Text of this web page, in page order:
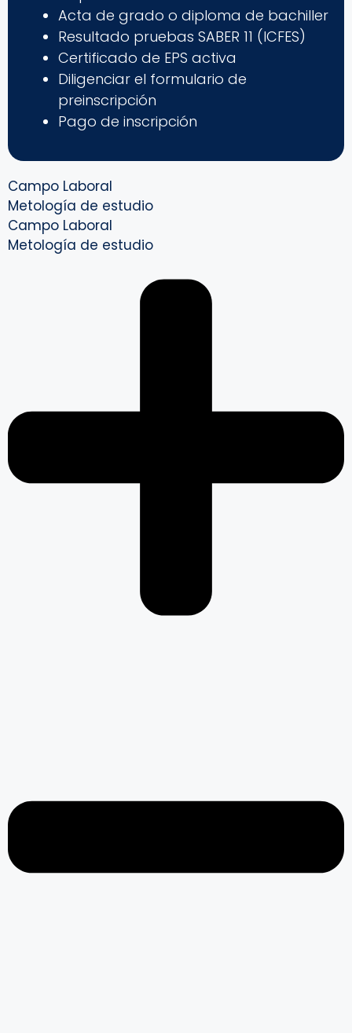
Acta de grado o diploma de bachiller
Resultado pruebas SABER 11 (ICFES)
Certificado de EPS activa
Diligenciar el formulario de
preinscripción
Pago de inscripción
Campo Laboral
Metología de estudio
Campo Laboral
Metología de estudio